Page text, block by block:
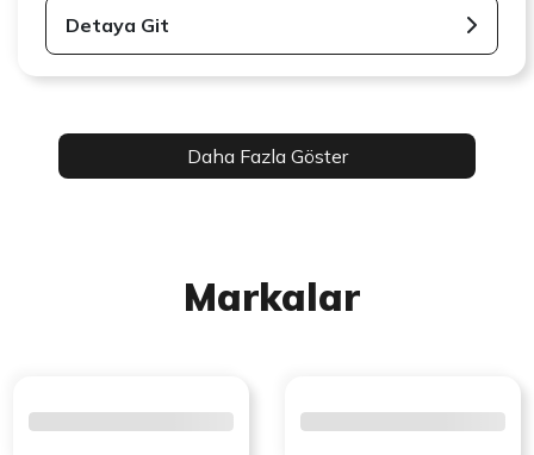
Detaya Git
Daha Fazla Göster
Markalar